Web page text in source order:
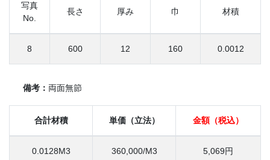
写真
No.
長さ 厚み 巾 材積
8 600 12 160 0.0012
備考： 両面無節
合計材積 単価（立法） 金額（税込）
0.0128M3 360,000/M3 5,069円